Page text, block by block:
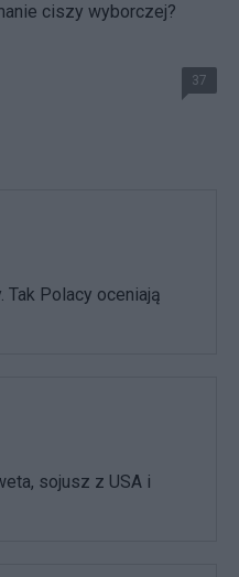
ciszy wyborczej?
37
Tak Polacy oceniają
sojusz z USA i